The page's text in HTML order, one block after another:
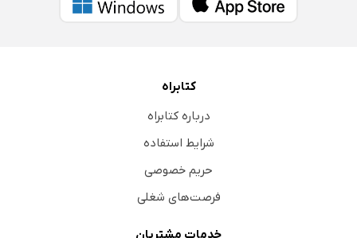
کتابراه
درباره کتابراه
شرایط استفاده
حریم خصوصی
فرصت‌های شغلی